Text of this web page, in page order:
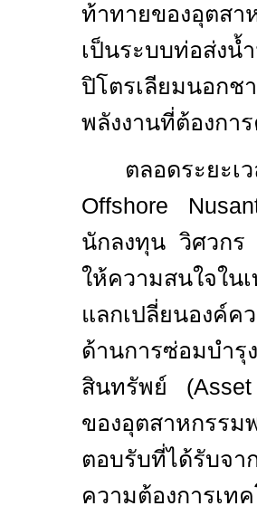
ท้าทายของอุตส
เป็นระบบท่อส่
ปิโตรเลียมนอ
พลังงานที่ต้องกา
ตลอดระยะเ
Offshore
นักลงทุน วิศวกร
ให้ความสนใจใน
แลกเปลี่ยนองค์ค
ด้านการซ่อมบำรุ
สินทรัพย์ (
ของอุตสาหกรรม
ตอบรับที่ได้รับจ
ความต้องการเท